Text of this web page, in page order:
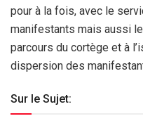
pour à la fois, avec le
manifestants mais aussi
parcours du cortège et à
dispersion des
Sur le Sujet: